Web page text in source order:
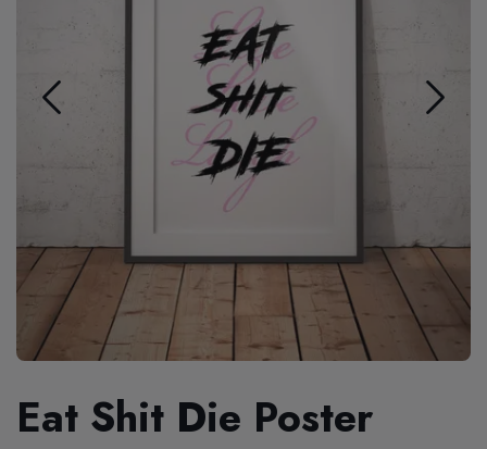
Eat Shit Die Poster